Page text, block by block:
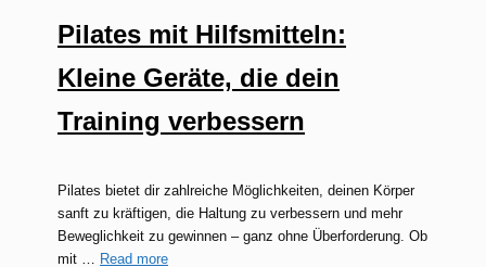
Pilates mit Hilfsmitteln:
Kleine Geräte, die dein
Training verbessern
Pilates bietet dir zahlreiche Möglichkeiten, deinen Körper
sanft zu kräftigen, die Haltung zu verbessern und mehr
Beweglichkeit zu gewinnen – ganz ohne Überforderung. Ob
mit … Read more